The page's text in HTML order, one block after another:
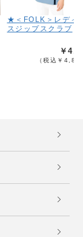
★＜FOLK＞レディ
スジップスクラブ
￥
（税込￥